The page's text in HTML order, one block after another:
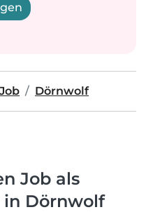
Dörnwolf
Job als
Dörnwolf